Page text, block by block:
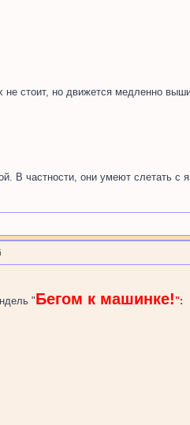
не стоит, но движется медленно
В частности, они умеют слетать с
"Бегом к машинке!":